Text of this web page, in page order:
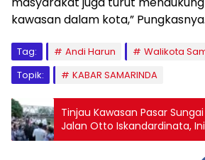
kawasan dalam kota,” Pungkasnya.
Tag: Andi Harun
Walikota
Topik:
KABAR SAMARINDA
Tinjau Kawasan Pasar
Jalan Otto Iskandardinata,
Walikota Andi Harun